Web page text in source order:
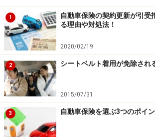
1
自動車保険の契約更新が引受
る理由や対処法！
2020/02/19
2 シートベルト着用が免除され
2015/07/31
3 自動車保険を選ぶ3つのポイ